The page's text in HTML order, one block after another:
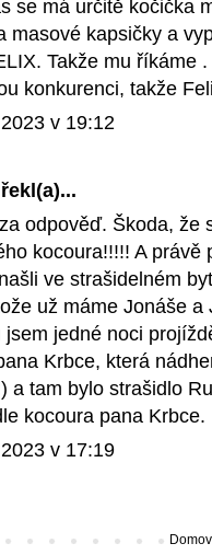
se má určitě kočička
masové kapsičky a
Takže mu říkáme
konkurenci, takže
v 19:12
odpověď. Škoda, že
kocoura!!!!! A
ve strašidelném
už máme Jonáše
jsem jedné noci
Krbce, která
a tam bylo strašidlo
kocoura pana
v 17:19